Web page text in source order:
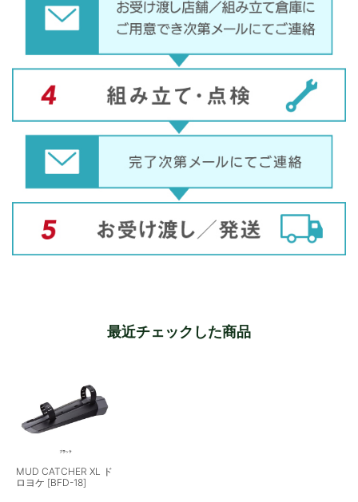
最近チェックした商品
MUD CATCHER XL ド
ロヨケ [BFD-18]